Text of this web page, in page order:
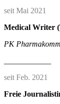
seit Mai 2021
Medical Writer
PK
seit Feb. 2021
Freie